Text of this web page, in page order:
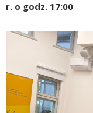
r. o godz. 17:00.